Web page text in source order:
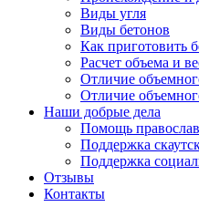
Виды угля
Виды бетонов
Как приготовить
Расчет объема и
Отличие
Отличие
Наши добрые дела
Помощь
Поддержка
Поддержка
Отзывы
Контакты